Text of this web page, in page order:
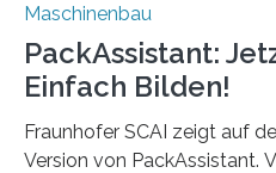
Maschinenbau
PackAssistant:
Einfach Bilden!
Fraunhofer SCAI zeigt auf
Version von PackAssistant.